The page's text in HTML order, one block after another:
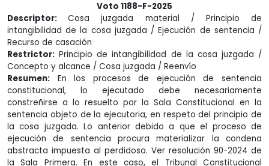
Voto 1188-F-2025
Descriptor:Cosa juzgada material / Principio de
intangibilidad de la cosa juzgada / Ejecución de sentencia /
Recurso de casación
Restrictor: Principio de intangibilidad de la cosa juzgada /
Concepto y alcance / Cosa juzgada / Reenvío
Resumen: En los procesos de ejecución de sentencia
constitucional, lo ejecutado debe necesariamente
constreñirse a lo resuelto por la Sala Constitucional en la
sentencia objeto de la ejecutoria, en respeto del principio de
la cosa juzgada. Lo anterior debido a que el proceso de
ejecución de sentencia procura materializar la condena
abstracta impuesta al perdidoso. Ver resolución 90-2024 de
la Sala Primera. En este caso, el Tribunal Constitucional